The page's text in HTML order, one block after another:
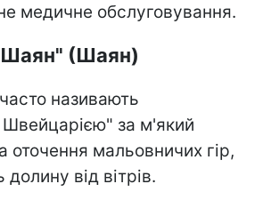
медичне обслуговування.
(Шаян)
називають
Швейцарією" за м'який
оточення мальовничих гір,
від вітрів.